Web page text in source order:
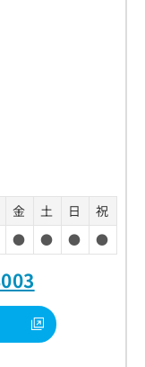
金 土 日
祝
● ● ● ●